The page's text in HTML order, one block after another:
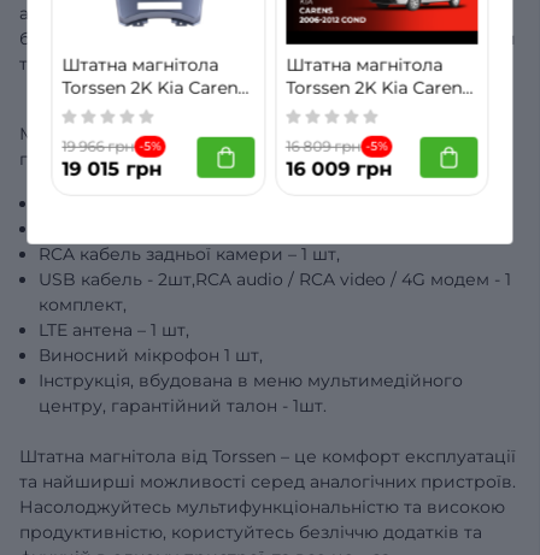
автомагнітоли. Для того, щоб скористатися гарантією,
будь ласка, збережіть чек та оригінальний гарантійний
талон на пристрій.
Ми пропонуємо купити автомагнітолу нового
покоління Torssen у наступній комплектації:
RCA кабель задньої камери – 1 шт,
USB кабель - 2шт,RCA audio / RCA video / 4G модем - 1
комплект,
LTE антена – 1 шт,
Виносний мікрофон 1 шт,
Інструкція, вбудована в меню мультимедійного
центру, гарантійний талон - 1шт.
Штатна магнітола від Torssen – це комфорт експлуатації
та найширші можливості серед аналогічних пристроїв.
Насолоджуйтесь мультифункціональністю та високою
продуктивністю, користуйтесь безліччю додатків та
Штатна магнітола
Torssen 2K Kia Carens
2006-2012 cond F9464
4G Carplay DSP
19 966 грн -5%
19 015 грн
Штатна магнітола
Torssen 2K Kia Carens
2006-2012 cond FL9
4+64Gb 4G Carplay
DSP
16 809 грн -5%
16 009 грн